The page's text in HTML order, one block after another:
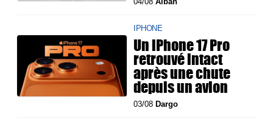
IPHONE
Un iPhone 17 Pro
retrouvé intact
après une chute
depuis un avion
03/08 Dargo